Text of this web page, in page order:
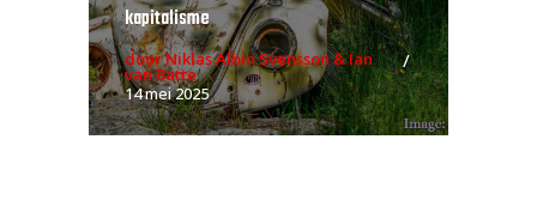
kapitalisme
door Niklas Albin Svensson & Ian
van Batte
14 mei 2025